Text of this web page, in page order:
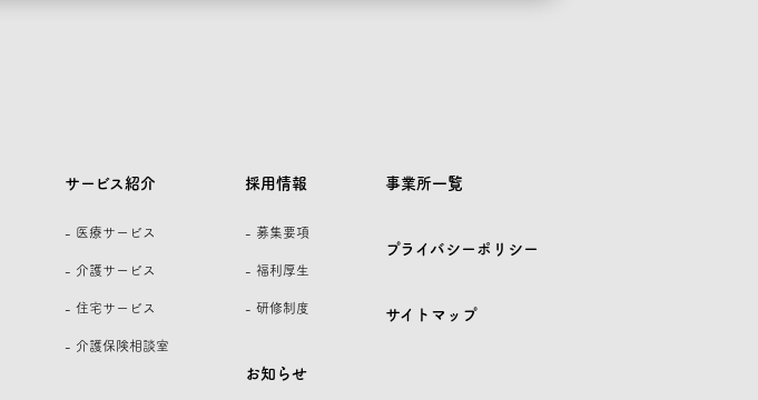
サービス紹介
- 医療サービス
- 介護サービス
- 住宅サービス
- 介護保険相談室
採用情報
- 募集要項
- 福利厚生
- 研修制度
お知らせ
事業所一覧
プライバシーポリシー
サイトマップ